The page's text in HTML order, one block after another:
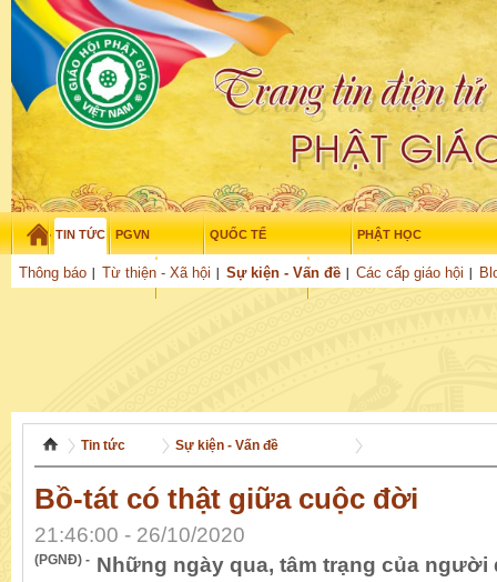
TIN TỨC
Thông báo Từ thiện - Xã hội Sự kiện - Vấn đề Các cấp giáo hội
PGVN QUỐC TẾ PHẬT HỌC
THỜI ĐẠI TUỔI TRẺ NGHIÊN CỨU
Thứ hai - 10/08/2026 – 19 :03:12
Tin tức Sự kiện - Vấn đề
Bồ-tát có thật giữa cuộc đời
21:46:00 - 26/10/2020
(PGNĐ) - Những ngày qua, tâm trạng của